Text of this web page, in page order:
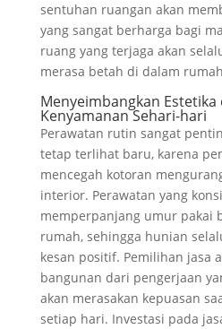
sentuhan ruangan akan
yang sangat berharga bagi
ruang yang terjaga akan
merasa betah di dalam
Menyeimbangkan Estetika
Kenyamanan Sehari-hari
Perawatan rutin sangat
tetap terlihat baru, karena
mencegah kotoran
interior. Perawatan yang
memperpanjang umur pakai
rumah, sehingga hunian
kesan positif. Pemilihan jasa
bangunan dari pengerjaan
akan merasakan kepuasan
setiap hari. Investasi pada